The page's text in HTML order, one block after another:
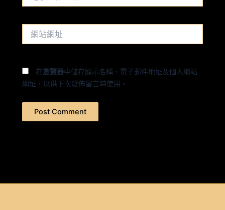
在瀏覽器中儲存顯示名稱、電子郵件地址及個人網站
網址，以供下次發佈留言時使用。